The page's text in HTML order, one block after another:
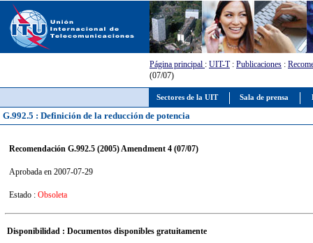
Sectores de la UIT Sala de prensa
Página principal : UIT-T: Publicaciones :
(07/07)
G.992.5 : Definición de la reducción de potencia
Recomendación G.992.5 (2005) Amendment 4 (07/07)
Aprobada en 2007-07-29
Estado : Obsoleta
Disponibilidad : Documentos disponibles gratuitamente